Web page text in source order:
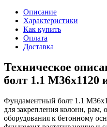
Описание
Характеристики
Как купить
Оплата
Доставка
Техническое
болт 1.1 М36х1120
Фундаментный болт 1.1
для закрепления колонн, рам,
оборудования к бетонному